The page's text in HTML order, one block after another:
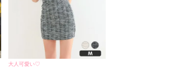
大人可愛い♡